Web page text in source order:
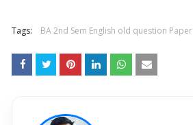
Tags: BA 2nd Sem English old question Paper